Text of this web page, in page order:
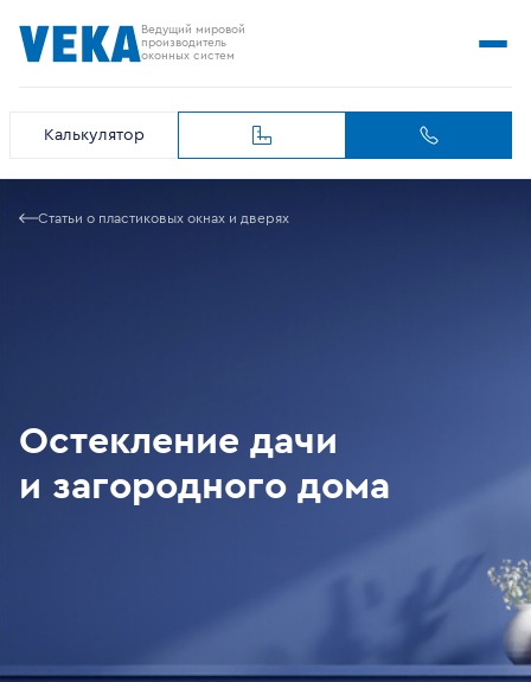
Ведущий мировой
производитель
оконных систем
Калькулятор
Статьи о пластиковых окнах и дверях
Остекление дачи
и загородного дома